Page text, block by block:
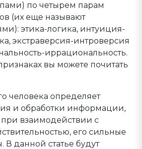
по четырем парам
(их еще называют
этика-логика, интуиция-
экстраверсия-интроверсия
иррациональность.
вы можете почитать
человека определяет
и обработки информации,
взаимодействии с
его сильные
В данной статье будут